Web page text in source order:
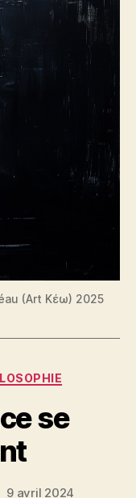
(Art Κέω) 2025
se
9 avril 2024